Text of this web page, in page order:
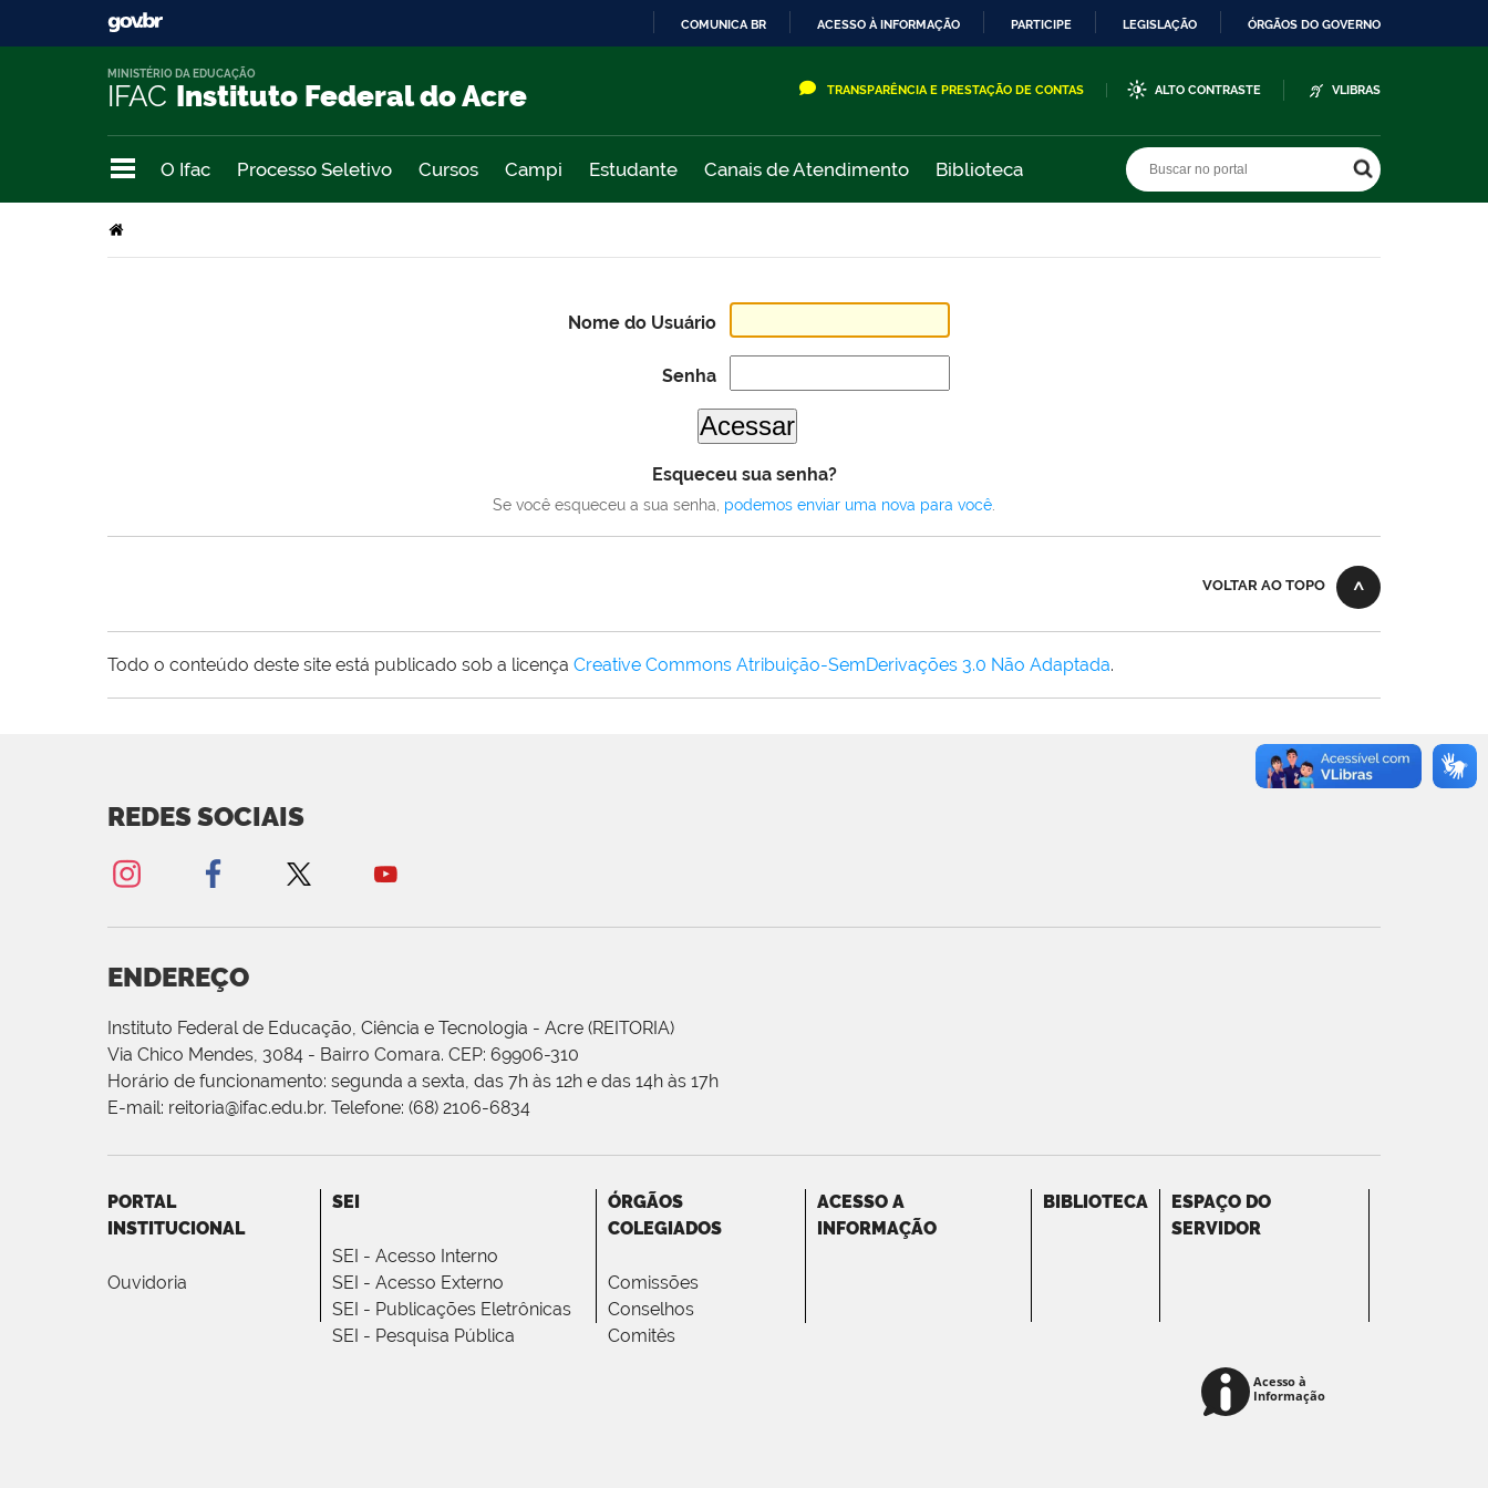
COMUNICA BR ACESSO À INFORMAÇÃO PARTICIPE LEGISLAÇÃO ÓRGÃOS DO GOVERNO
IFAC Instituto Federal do Acre
MINISTÉRIO DA EDUCAÇÃO
TRANSPARÊNCIA E PRESTAÇÃO DE CONTAS ALTO CONTRASTE VLIBRAS
O Ifac Processo Seletivo Cursos Campi Estudante Canais de Atendimento Biblioteca
Nome do Usuário
Senha
Esqueceu sua senha?
Se você esqueceu a sua senha, podemos enviar uma nova para você
VOLTAR AO TOPO
Todo o conteúdo deste site está publicado sob a licença Creative Commons Atribuição-SemDerivações 3.0 Não Adaptada.
REDES SOCIAIS
ENDEREÇO
Instituto Federal de Educação, Ciência e Tecnologia - Acre (REITORIA)
Via Chico Mendes, 3084 - Bairro Comara. CEP: 69906-310
Horário de funcionamento: segunda a sexta, das 7h às 12h e das 14h às 17h
E-mail: reitoria@ifac.edu.br. Telefone: (68) 2106-6834
PORTAL
INSTITUCIONAL
Ouvidoria
SEI
SEI - Acesso Interno
SEI - Acesso Externo
SEI - Publicações Eletrônicas
SEI - Pesquisa Pública
ÓRGÃOS
COLEGIADOS
Comissões
Conselhos
Comitês
ACESSO A
INFORMAÇÃO
BIBLIOTECA
ESPAÇO DO
SERVIDOR